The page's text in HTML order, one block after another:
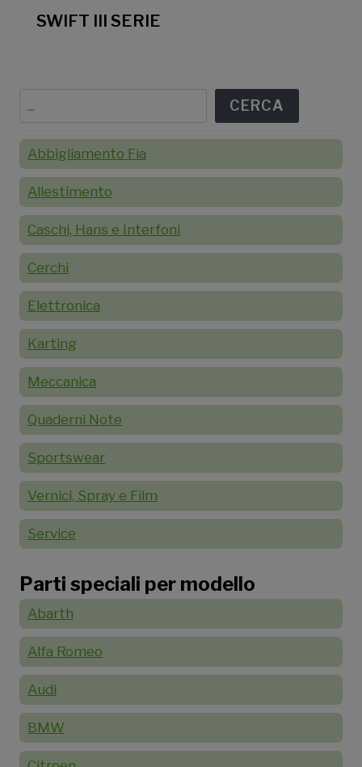
SWIFT III SERIE
CERCA
Abbigliamento Fia
Allestimento
Caschi, Hans e Interfoni
Cerchi
Elettronica
Karting
Meccanica
Quaderni Note
Sportswear
Vernici, Spray e Film
Service
Parti speciali per modello
Abarth
Alfa Romeo
Audi
BMW